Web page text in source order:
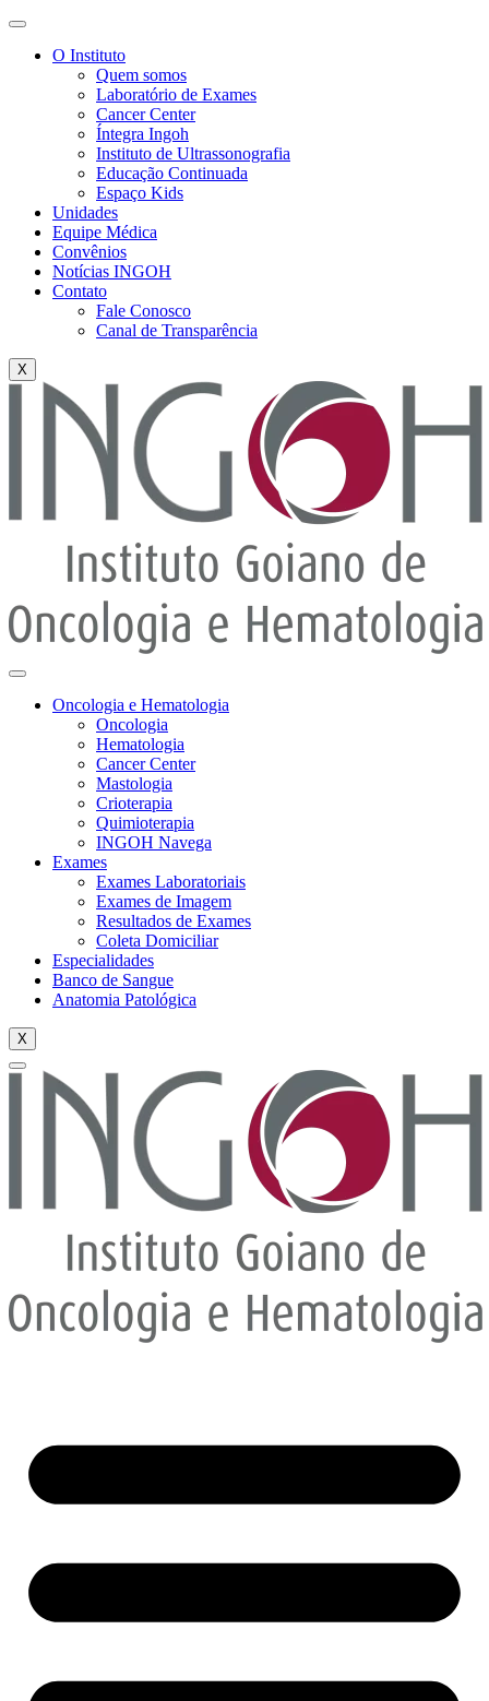
O Instituto
Quem somos
Laboratório de Exames
Cancer Center
Íntegra Ingoh
Instituto de Ultrassonografia
Educação Continuada
Espaço Kids
Unidades
Equipe Médica
Convênios
Notícias INGOH
Contato
Fale Conosco
Canal de Transparência
X
Oncologia e Hematologia
Oncologia
Hematologia
Cancer Center
Mastologia
Crioterapia
Quimioterapia
INGOH Navega
Exames
Exames Laboratoriais
Exames de Imagem
Resultados de Exames
Coleta Domiciliar
Especialidades
Banco de Sangue
Anatomia Patológica
X